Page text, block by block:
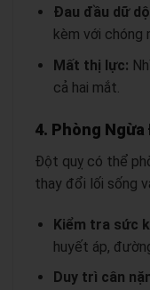
Đau đầu dữ
kèm với chóng
Mất thị lực:
cả hai mắt.
4. Phòng
Đột quỵ có thể
thay đổi lối sống
Kiểm tra sức
huyết áp,
Duy trì cân